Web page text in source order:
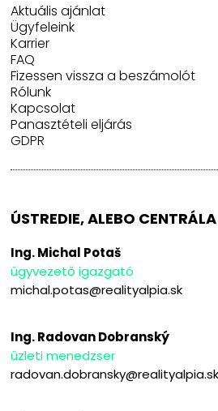
Aktuális ajánlat
Ügyfeleink
Karrier
FAQ
Fizessen vissza a beszámolót
Rólunk
Kapcsolat
Panasztételi eljárás
GDPR
ÚSTREDIE, ALEBO
Ing. Michal Potaš
ügyvezető igazgató
michal.potas@realityalpia.sk
Ing. Radovan Dobranský
üzleti menedzser
radovan.dobransky@realityalpia.sk